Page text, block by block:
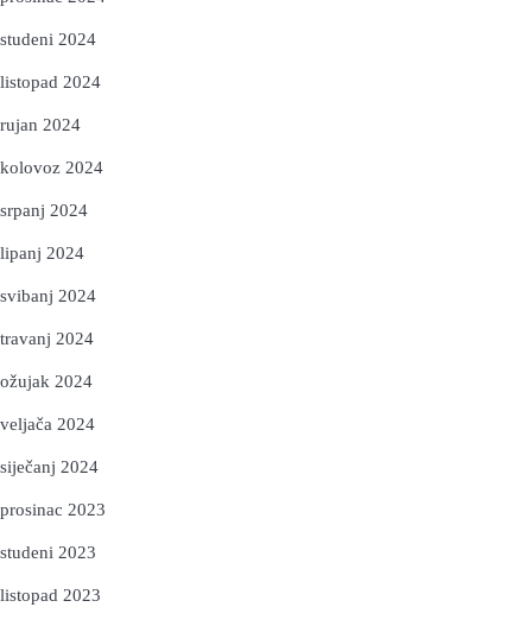
studeni 2024
listopad 2024
rujan 2024
kolovoz 2024
srpanj 2024
lipanj 2024
svibanj 2024
travanj 2024
ožujak 2024
veljača 2024
siječanj 2024
prosinac 2023
studeni 2023
listopad 2023